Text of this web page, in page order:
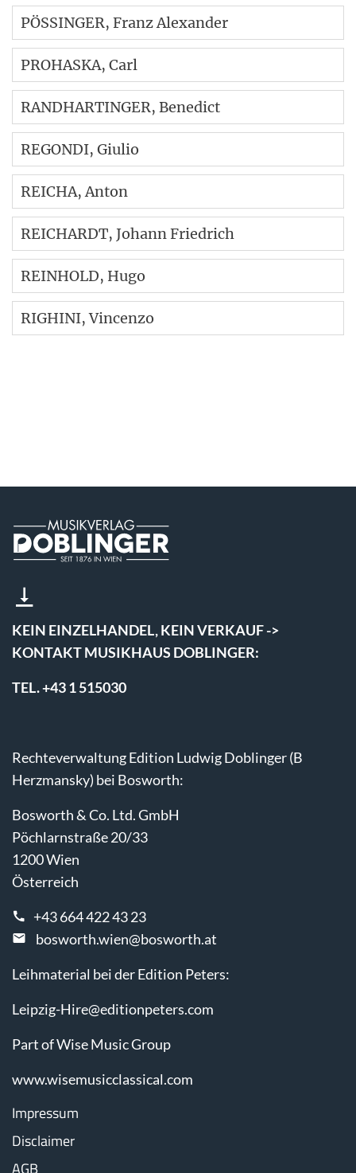
PÖSSINGER, Franz Alexander
PROHASKA, Carl
RANDHARTINGER, Benedict
REGONDI, Giulio
REICHA, Anton
REICHARDT, Johann Friedrich
REINHOLD, Hugo
RIGHINI, Vincenzo
KEIN EINZELHANDEL, KEIN VERKAUF ->
KONTAKT MUSIKHAUS DOBLINGER:
TEL. +43 1 515030
Rechteverwaltung Edition Ludwig Doblinger (B
Herzmansky) bei Bosworth:
Bosworth & Co. Ltd. GmbH
Pöchlarnstraße 20/33
1200 Wien
Österreich
+43 664 422 43 23
bosworth.wien@bosworth.at
Leihmaterial bei der Edition Peters:
Leipzig-Hire@editionpeters.com
Part of Wise Music Group
www.wisemusicclassical.com
Impressum
Disclaimer
AGB